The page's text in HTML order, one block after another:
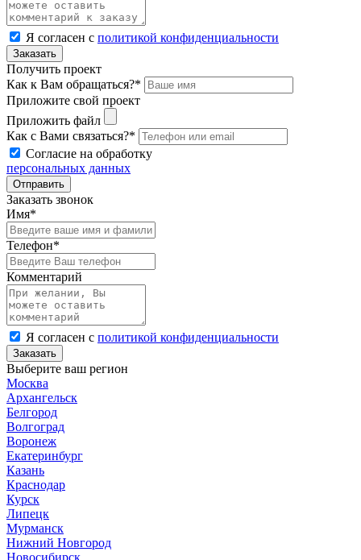
Я согласен с политикой конфиденциальности
Заказать
Получить проект
Как к Вам обращаться?*
Приложите свой проект
Приложить файл
Как с Вами связаться?*
Согласие на обработку
персональных данных
Отправить
Заказать звонок
Имя*
Телефон*
Комментарий
Я согласен с политикой конфиденциальности
Заказать
Выберите ваш регион
Москва
Архангельск
Белгород
Волгоград
Воронеж
Екатеринбург
Казань
Краснодар
Курск
Липецк
Мурманск
Нижний Новгород
Новосибирск